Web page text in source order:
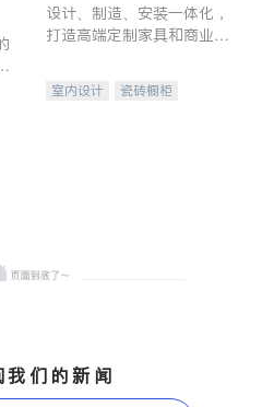
设计、制造、安装一体化，
打造高端定制家具和商业空
室内设计
瓷砖橱柜
我们的新闻